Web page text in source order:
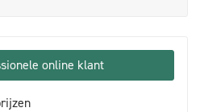
online klant